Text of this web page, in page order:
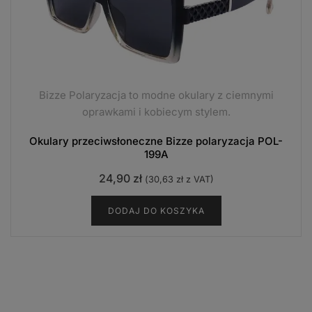
Bizze Polaryzacja to modne okulary z ciemnymi
oprawkami i kobiecym stylem.
Okulary przeciwsłoneczne Bizze polaryzacja POL-
199A
24,90 zł (30,63 złz VAT)
DODAJ DO KOSZYKA